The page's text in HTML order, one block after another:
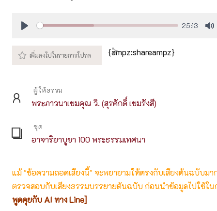
25:13
{ampz:shareampz}
ผู้ให้ธรรม
พระภาวนาเขมคุณ วิ. (สุรศักดิ์ เขมรังสี)
ชุด
อาจาริยาบูชา 100 พระธรรมเทศนา
แม้ "ข้อความถอดเสียงนี้" จะพยายามให้ตรงกับเสียงต้นฉบับม
ตรวจสอบกับเสียงธรรมบรรยายต้นฉบับ ก่อนนำข้อมูลไปใช้ใน
พูดคุยกับ AI ทาง Line]